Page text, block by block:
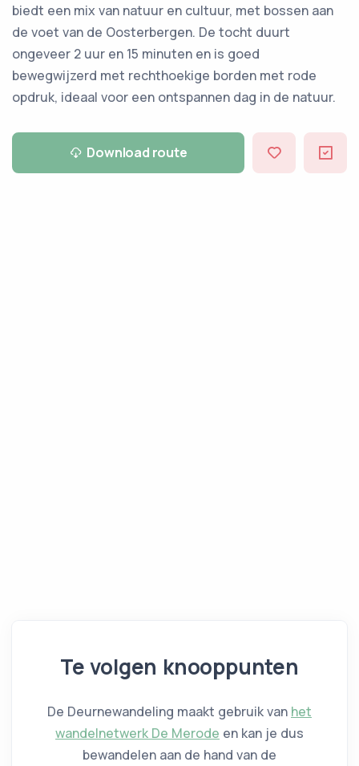
biedt een mix van natuur en cultuur, met bossen aan
de voet van de Oosterbergen. De tocht duurt
ongeveer 2 uur en 15 minuten en is goed
bewegwijzerd met rechthoekige borden met rode
opdruk, ideaal voor een ontspannen dag in de natuur.
Download route
Te volgen knooppunten
De Deurnewandeling maakt gebruik van het
wandelnetwerk De Merode en kan je dus
bewandelen aan de hand van de